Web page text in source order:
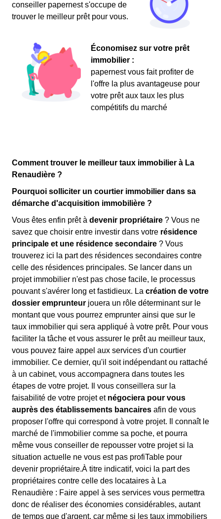
conseiller papernest s'occupe de
trouver le meilleur prêt pour vous.
Économisez sur votre prêt
immobilier :
papernest vous fait profiter de
l'offre la plus avantageuse pour
votre prêt aux taux les plus
compétitifs du marché
Comment trouver le meilleur taux immobilier à La
Renaudière ?
Pourquoi solliciter un courtier immobilier dans sa
démarche d'acquisition immobilière ?
Vous êtes enfin prêt à devenir propriétaire ? Vous ne
savez que choisir entre investir dans votre résidence
principale et une résidence secondaire ? Vous
trouverez ici la part des résidences secondaires contre
celle des résidences principales. Se lancer dans un
projet immobilier n'est pas chose facile, le processus
pouvant s'avérer long et fastidieux. La création de votre
dossier emprunteur jouera un rôle déterminant sur le
montant que vous pourrez emprunter ainsi que sur le
taux immobilier qui sera appliqué à votre prêt. Pour vous
faciliter la tâche et vous assurer le prêt au meilleur taux,
vous pouvez faire appel aux services d'un courtier
immobilier. Ce dernier, qu'il soit indépendant ou rattaché
à un cabinet, vous accompagnera dans toutes les
étapes de votre projet. Il vous conseillera sur la
faisabilité de votre projet et négociera pour vous
auprès des établissements bancaires afin de vous
proposer l'offre qui correspond à votre projet. Il connaît le
marché de l'immobilier comme sa poche, et pourra
même vous conseiller de repousser votre projet si la
situation actuelle ne vous est pas profiTable pour
devenir propriétaire.À titre indicatif, voici la part des
propriétaires contre celle des locataires à La
Renaudière : Faire appel à ses services vous permettra
donc de réaliser des économies considérables, autant
de temps que d'argent, car même si les taux immobiliers